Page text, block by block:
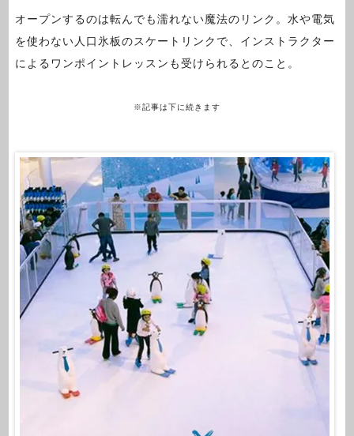
オープンするのは転んでも濡れない魔法のリンク。水や電気
を使わない人口氷板のスケートリンクで、インストラクター
によるワンポイントレッスンも受けられるとのこと。
※記事は下に続きます